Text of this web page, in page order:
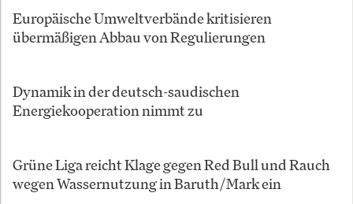
Europäische Umweltverbände kritisieren
übermäßigen Abbau von Regulierungen
Dynamik in der deutsch-saudischen
Energiekooperation nimmt zu
Grüne Liga reicht Klage gegen Red Bull und Rauch
wegen Wassernutzung in Baruth/Mark ein